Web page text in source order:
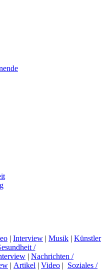
| Interview | Musik | Künstler
/
| Nachrichten /
| Artikel | Video | Soziales /